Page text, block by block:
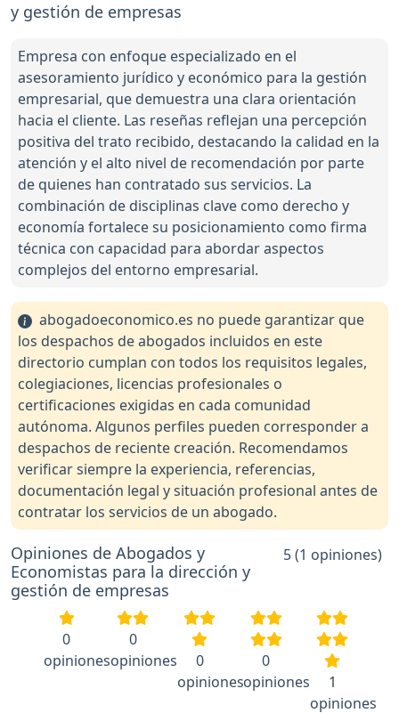
y gestión de empresas
Empresa con enfoque especializado en el
asesoramiento jurídico y económico para la gestión
empresarial, que demuestra una clara orientación
hacia el cliente. Las reseñas reflejan una percepción
positiva del trato recibido, destacando la calidad en la
atención y el alto nivel de recomendación por parte
de quienes han contratado sus servicios. La
combinación de disciplinas clave como derecho y
economía fortalece su posicionamiento como firma
técnica con capacidad para abordar aspectos
complejos del entorno empresarial.
abogadoeconomico.es no puede garantizar que
los despachos de abogados incluidos en este
directorio cumplan con todos los requisitos legales,
colegiaciones, licencias profesionales o
certificaciones exigidas en cada comunidad
autónoma. Algunos perfiles pueden corresponder a
despachos de reciente creación. Recomendamos
verificar siempre la experiencia, referencias,
documentación legal y situación profesional antes de
contratar los servicios de un abogado.
Opiniones de Abogados y
Economistas para la dirección y
gestión de empresas
5 (1 opiniones)
0
opiniones
0
opiniones
0
opiniones
0
opiniones
1
opiniones